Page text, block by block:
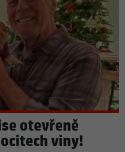
otevřeně
viny!